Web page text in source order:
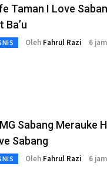
Taman I Love
Ba’u
Oleh Fahrul Razi 6
Sabang Merauke
Sabang
Oleh Fahrul Razi 6